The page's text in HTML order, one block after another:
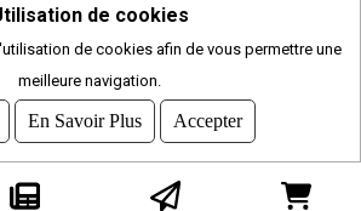
2026
© COMITI -CGVU
OPTIMISÉ POUR CHROME ET FIREFOX
de cookies
de cookies afin de vous permettre une
meilleure navigation.
En Savoir Plus Accepter